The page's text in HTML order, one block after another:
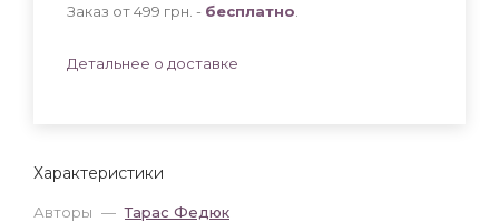
Характеристики
Авторы — Тарас Федюк
Заказ от 499 грн. - бесплатно
Детальнее о доставке